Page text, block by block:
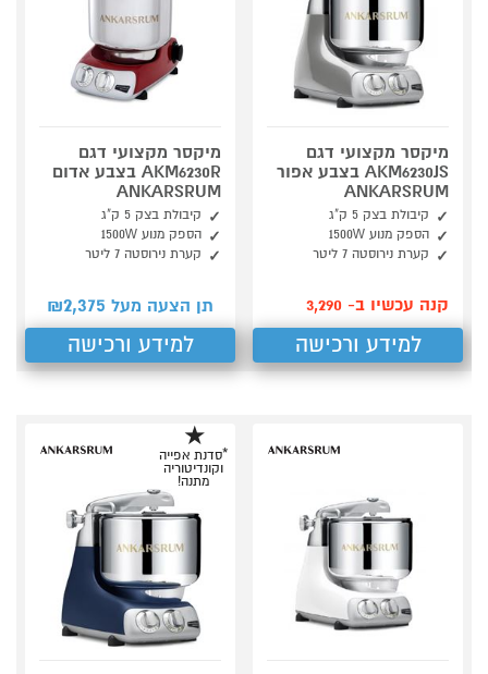
מיקסר מקצועי דגם
AKM6230JS בצבע אפור
ANKARSRUM
קיבולת בצק 5 ק"ג
הספק מנוע 1500W
קערת נירוסטה 7 ליטר
קנה עכשיו ב- 3,290
למידע ורכישה
מיקסר מקצועי דגם
AKM6230R בצבע אדום
ANKARSRUM
קיבולת בצק 5 ק"ג
הספק מנוע 1500W
קערת נירוסטה 7 ליטר
תן הצעה מעל ₪ 2,375
למידע ורכישה
*סדנת אפייה
וקונדיטוריה
מתנה!